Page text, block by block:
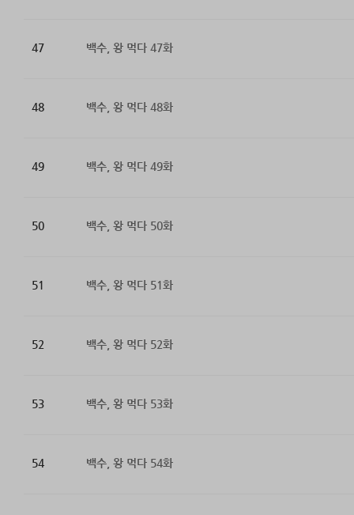
47 백수, 왕 먹다 47화
48 백수, 왕 먹다 48화
49 백수, 왕 먹다 49화
50 백수, 왕 먹다 50화
51 백수, 왕 먹다 51화
52 백수, 왕 먹다 52화
53 백수, 왕 먹다 53화
54 백수, 왕 먹다 54화